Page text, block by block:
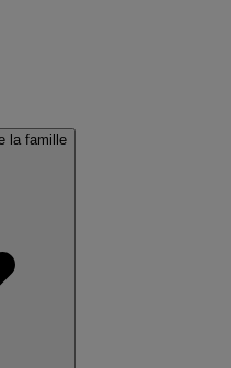
la famille